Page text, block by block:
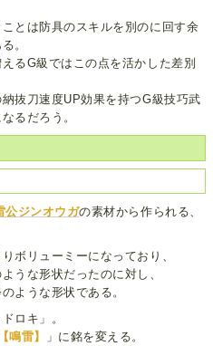
とは防具のスキルを別のに回す余
。
るG級ではこの点を活かした差別
抜刀速度UP効果を持つG級技巧武
るだろう。
公ジンオウガの素材から作られる、
ボリューミーになっており、
うな形状だったのに対し、
ような形状である。
ロキ」。
鳴雷】 」に銘を変える。